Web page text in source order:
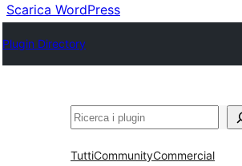
Scarica WordPress
Plugin Directory
Cerca
TuttiCommunityCommercial